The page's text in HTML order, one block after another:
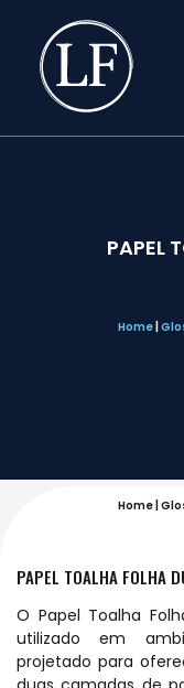
PAPEL
Home
Home
PAPEL TOALHA FOLHA
O Papel Toalha
utilizado em
projetado para